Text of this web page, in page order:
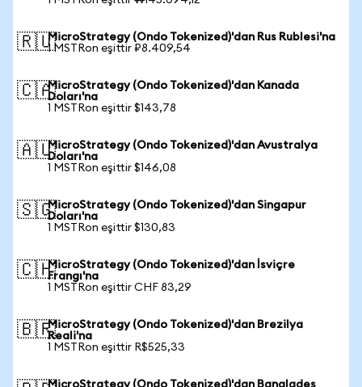
🇷🇺MicroStrategy (Ondo Tokenized)'dan Rus Rublesi'na
1 MSTRon eşittir ₽8.409,54
🇨🇦MicroStrategy (Ondo Tokenized)'dan Kanada
Doları'na
1 MSTRon eşittir $143,78
🇦🇺MicroStrategy (Ondo Tokenized)'dan Avustralya
Doları'na
1 MSTRon eşittir $146,08
🇸🇬MicroStrategy (Ondo Tokenized)'dan Singapur
Doları'na
1 MSTRon eşittir $130,83
🇨🇭MicroStrategy (Ondo Tokenized)'dan İsviçre
Frangı'na
1 MSTRon eşittir CHF 83,29
🇧🇷MicroStrategy (Ondo Tokenized)'dan Brezilya
Reali'na
1 MSTRon eşittir R$525,33
MicroStrategy (Ondo Tokenized)'dan Bangladeş